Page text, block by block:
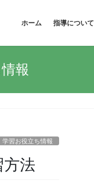
ホーム 指導について
報
学習お役立ち情報
法